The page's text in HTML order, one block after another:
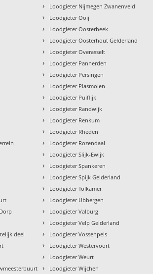
deel
› Loodgieter Nijmegen Zwanenveld
› Loodgieter Ooij
› Loodgieter Oosterbeek
› Loodgieter Oosterhout Gelderland
› Loodgieter Overasselt
› Loodgieter Pannerden
› Loodgieter Persingen
› Loodgieter Plasmolen
› Loodgieter Puiflijk
› Loodgieter Randwijk
› Loodgieter Renkum
› Loodgieter Rheden
› Loodgieter Rozendaal
› Loodgieter Slijk-Ewijk
› Loodgieter Spankeren
› Loodgieter Spijk Gelderland
› Loodgieter Tolkamer
› Loodgieter Ubbergen
› Loodgieter Valburg
› Loodgieter Velp Gelderland
› Loodgieter Vossenpels
› Loodgieter Westervoort
› Loodgieter Weurt
› Loodgieter Wijchen